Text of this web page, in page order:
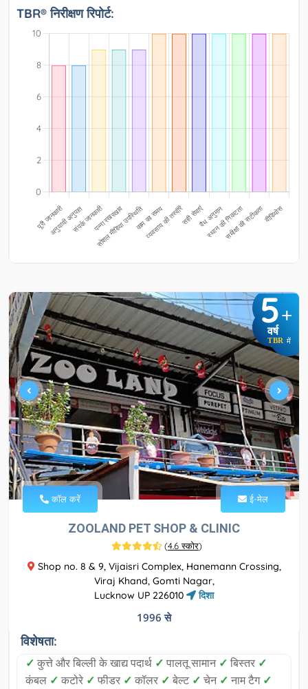
TBR® निरीक्षण रिपोर्ट:
5+
वर्ष
TBR में
कॉल करें ई-मेल
ZOOLAND PET SHOP & CLINIC
(4.6 स्कोर)
Shop no. 8 & 9, Vijaisri Complex, Hanemann Crossing,
Viraj Khand, Gomti Nagar,
Lucknow UP 226010
दिशा
1996 से
विशेषता:
✓ कुत्ते और बिल्ली के खाद्य पदार्थ ✓ पालतू सामान ✓ बिस्तर ✓
कंबल ✓ कटोरे ✓ फीडर ✓ कॉलर ✓ बेल्ट ✓ चेन ✓ नाम टैग ✓